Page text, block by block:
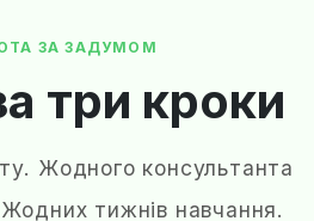
ЗА ЗАДУМОМ
три кроки
Жодного консультанта
тижнів навчання.